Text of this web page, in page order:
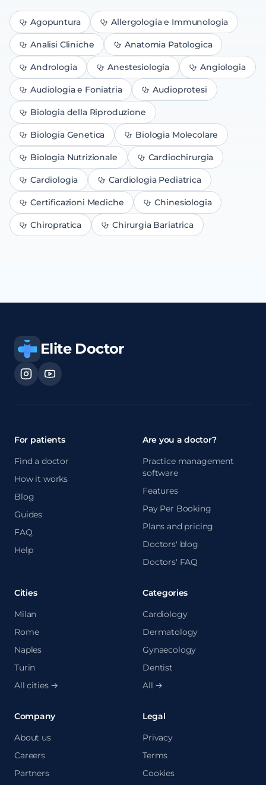
Agopuntura Allergologia e Immunologia
Analisi Cliniche Anatomia Patologica
Andrologia Anestesiologia Angiologia
Audiologia e Foniatria Audioprotesi
Biologia della Riproduzione
Biologia Genetica Biologia Molecolare
Biologia Nutrizionale Cardiochirurgia
Cardiologia Cardiologia Pediatrica
Certificazioni Mediche Chinesiologia
Chiropratica Chirurgia Bariatrica
Elite Doctor
For patients
Find a doctor
How it works
Blog
Guides
FAQ
Help
Are you a doctor?
Practice management
software
Features
Pay Per Booking
Plans and pricing
Doctors' blog
Doctors' FAQ
Cities
Milan
Rome
Naples
Turin
All cities →
Categories
Cardiology
Dermatology
Gynaecology
Dentist
All →
Company
About us
Careers
Partners
Legal
Privacy
Terms
Cookies